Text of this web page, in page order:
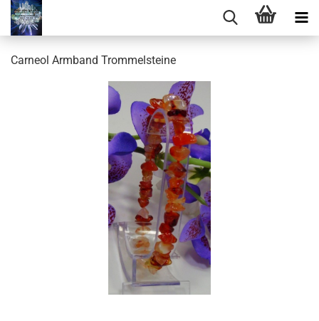
Carneol Armband Trommelsteine